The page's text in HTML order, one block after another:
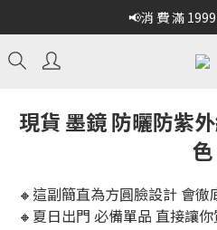
📢消 費 滿
現貨 墨鏡 防曬防紫
色
🔸這副簡直為方圓臉設計 會徹
🔸夏日出門 必備單品 直接讓